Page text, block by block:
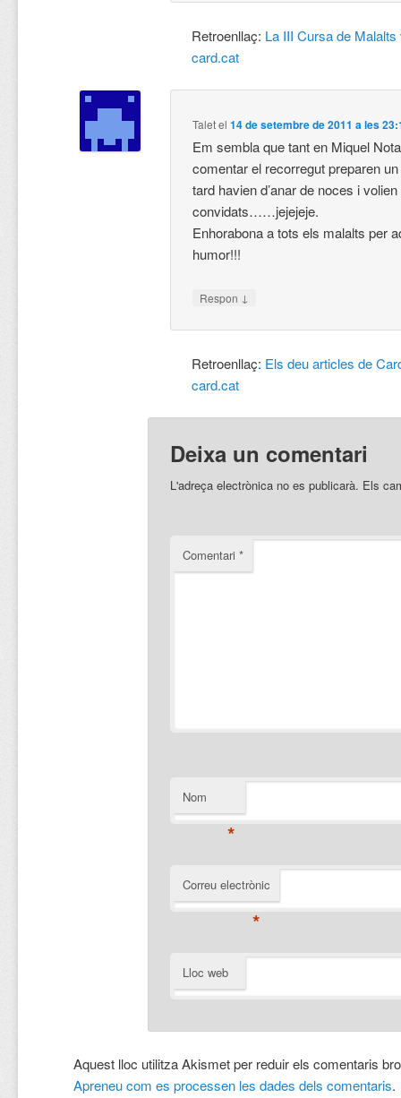
Retroenllaç: La III Cursa de
card.cat
Taletel14 de setembre de 2011 a les
Em sembla que tant en Miquel
comentar el recorregut preparen
tard havien d’anar de noces i
convidats……jejejeje.
Enhorabona a tots els malalts per
humor!!!
Respon ↓
Retroenllaç: Els deu articles de
card.cat
Deixa un comentari
L'adreça electrònica no es publicarà. Els
Comentari *
Nom
*
Correu electrònic
*
Lloc web
Aquest lloc utilitza Akismet per reduir els comentaris
Apreneu com es processen les dades dels comentaris.